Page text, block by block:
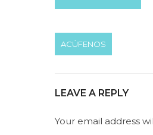
ACÚFENOS
LEAVE A REPLY
Your email address